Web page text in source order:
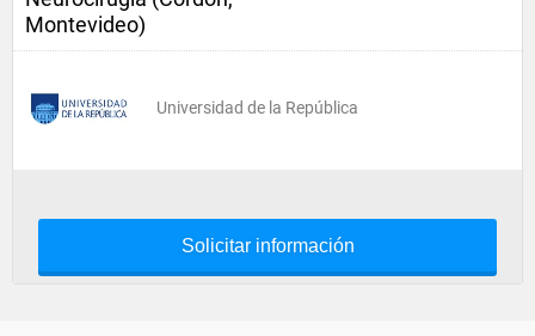
Montevideo)
Universidad de la República
Solicitar información